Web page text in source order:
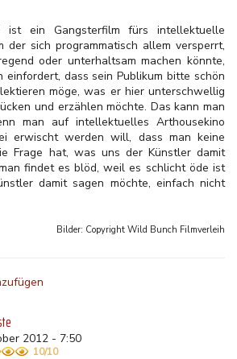
ist ein Gangsterfilm fürs intellektuelle
der sich programmatisch allem versperrt,
oder unterhaltsam machen könnte,
dass sein Publikum bitte schön
möge, was er hier unterschwellig
und erzählen möchte. Das kann man
man auf intellektuelles Arthousekino
erwischt werden will, dass man keine
Frage hat, was uns der Künstler damit
findet es blöd, weil es schlicht öde ist
damit sagen möchte, einfach nicht
Bilder: Copyright Wild Bunch Filmverleih
2012 - 7:50
10/10